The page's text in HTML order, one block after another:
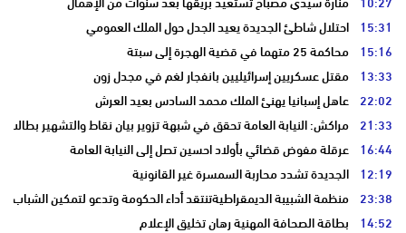
15:31 احتلال شاطئ الجديدة يعيد الجدل حول الملك العمومي
15:16 محاكمة 25 متهما في قضية الهجرة إلى سبتة
13:33 مقتل عسكريين إسرائيليين بانفجار لغم في مجدل زون
22:02 عاهل إسبانيا يهنئ الملك محمد السادس بعيد العرش
21:33 مراكش: النيابة العامة تحقق في شبهة تزوير بيان نقاط والتشهير بطالب
16:44 عرقلة مفوض قضائي بأولاد احسين تصل إلى النيابة العامة
12:19 الجديدة تشدد محاربة السمسرة غير القانونية
23:38 منظمة الشبيبة الديمقراطيةتنتقد أداء الحكومة وتدعو لتمكين الشباب
14:52 بطاقة الصحافة المهنية رهان تخليق الإعلام